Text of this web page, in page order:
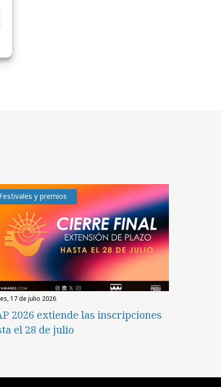
Festivales y premios
17 de julio 2026
2026 extiende las inscripciones
el 28 de julio